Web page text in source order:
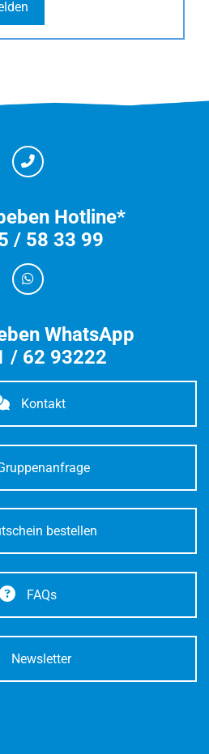
Hotline*
/ 58 33 99
WhatsApp
/ 62 93222
Kontakt
bestellen
FAQs
Newsletter